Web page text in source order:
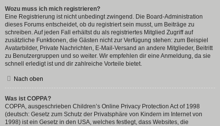
Wozu muss ich mich registrieren?
Eine Registrierung ist nicht unbedingt zwingend. Die Board-Administration
dieses Forums entscheidet, ob du registriert sein musst, um Beiträge zu
schreiben. Auf jeden Fall erhältst du als registriertes Mitglied Zugriff auf
zusätzliche Funktionen, die Gästen nicht zur Verfügung stehen: zum Beispiel
Avatarbilder, Private Nachrichten, E-Mail-Versand an andere Mitglieder, Beitritt
zu Benutzergruppen und so weiter. Wir empfehlen dir eine Anmeldung, da sie
schnell erledigt ist und dir zahlreiche Vorteile bietet.
Nach oben
Was ist COPPA?
COPPA, ausgeschrieben Children’s Online Privacy Protection Act of 1998
(deutsch: Gesetz zum Schutz der Privatsphäre von Kindern im Internet von
1998) ist ein Gesetz in den USA, welches festlegt, dass Websites, die